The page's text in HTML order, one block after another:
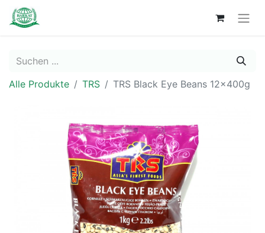
Alle Produkte TRS TRS Black Eye Beans 12x400g